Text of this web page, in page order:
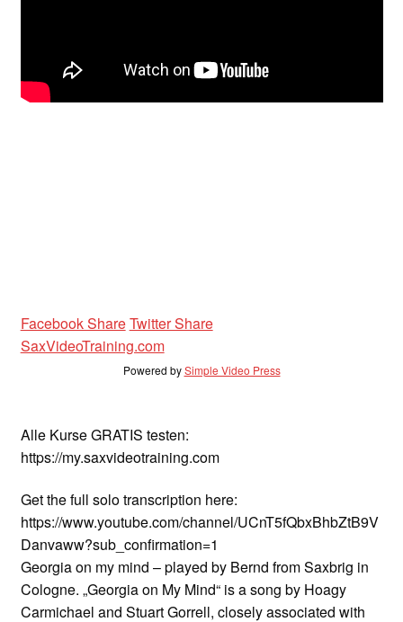
ÜBER UNS
Facebook ShareTwitter Share
SaxVideoTraining.com
Powered bySimple Video Press
Alle Kurse GRATIS testen:
https://my.saxvideotraining.com
Get the full solo transcription here:
https://www.youtube.com/channel/UCnT5fQbxBhbZtB9V
Danvaww?sub_confirmation=1
Georgia on my mind – played by Bernd from Saxbrig in
Cologne. „Georgia on My Mind“ is a song by Hoagy
Carmichael and Stuart Gorrell, closely associated with